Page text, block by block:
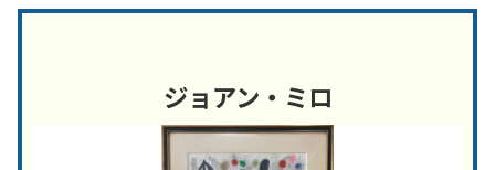
ジョアン・ミロ